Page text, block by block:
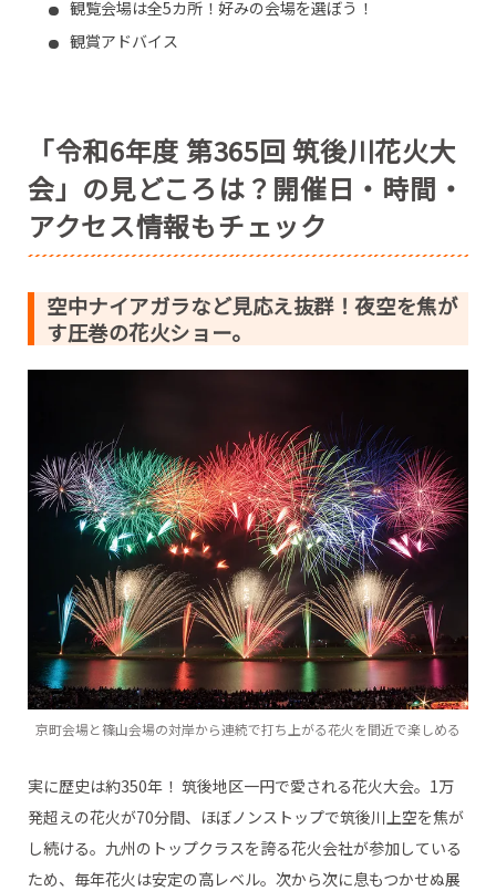
観覧会場は全5カ所！好みの会場を選ぼう！
観賞アドバイス
「令和6年度 第365回 筑後川花火大
会」の見どころは？開催日・時間・
アクセス情報もチェック
空中ナイアガラなど見応え抜群！夜空を焦が
す圧巻の花火ショー。
︎京町会場と篠山会場の対岸から連続で打ち上がる花火を間近で楽しめる
実に歴史は約350年！ 筑後地区一円で愛される花火大会。1万
発超えの花火が70分間、ほぼノンストップで筑後川上空を焦が
し続ける。九州のトップクラスを誇る花火会社が参加している
ため、毎年花火は安定の高レベル。次から次に息もつかせぬ展